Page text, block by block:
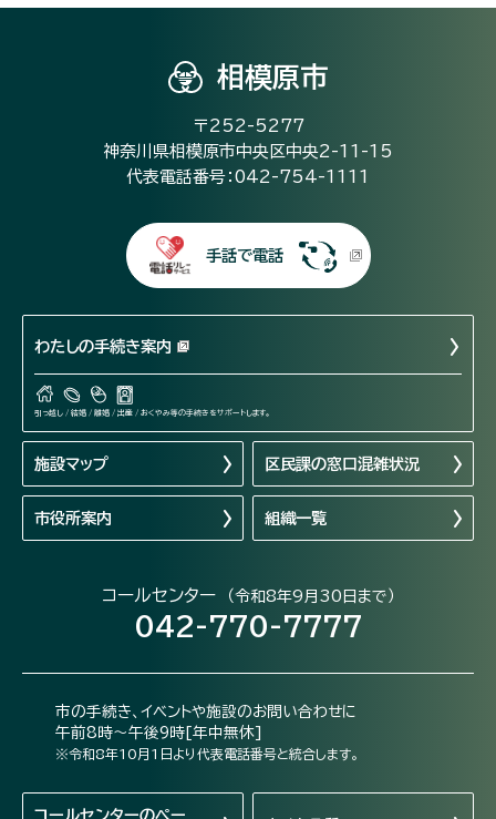
相模原市
〒252-5277
神奈川県相模原市中央区中央2-11-15
代表電話番号：042-754-1111
手話で電話
わたしの手続き案内
引っ越し / 結婚 / 離婚 / 出産 / おくやみ等の手続きをサポートします。
施設マップ 区民課の窓口混雑状況
市役所案内 組織一覧
コールセンター （令和8年9月30日まで）
042-770-7777
市の手続き、イベントや施設のお問い合わせに
午前8時～午後9時[年中無休]
※令和8年10月1日より代表電話番号と統合します。
コールセンターのペー